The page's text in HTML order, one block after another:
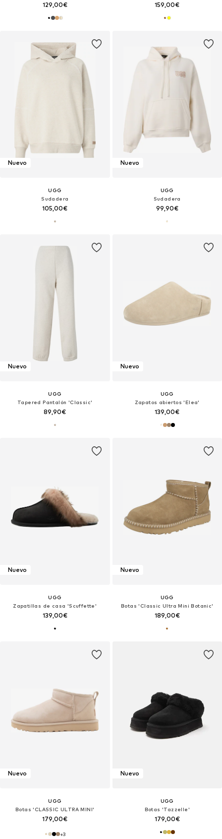
129,00€ 159,00€
Nuevo
UGG
Sudadera
105,00€
Nuevo
UGG
Sudadera
99,90€
Nuevo
UGG
Tapered Pantalón 'Classic'
89,90€
Nuevo
UGG
Zapatos abiertos 'Elea'
139,00€
Nuevo
UGG
Zapatillas de casa 'Scuffette'
139,00€
Nuevo
UGG
Botas 'Classic Ultra Mini Botanic'
189,00€
Nuevo
UGG
Botas 'CLASSIC ULTRA MINI'
179,00€
+3
Nuevo
UGG
Botas 'Tazzelle'
179,00€